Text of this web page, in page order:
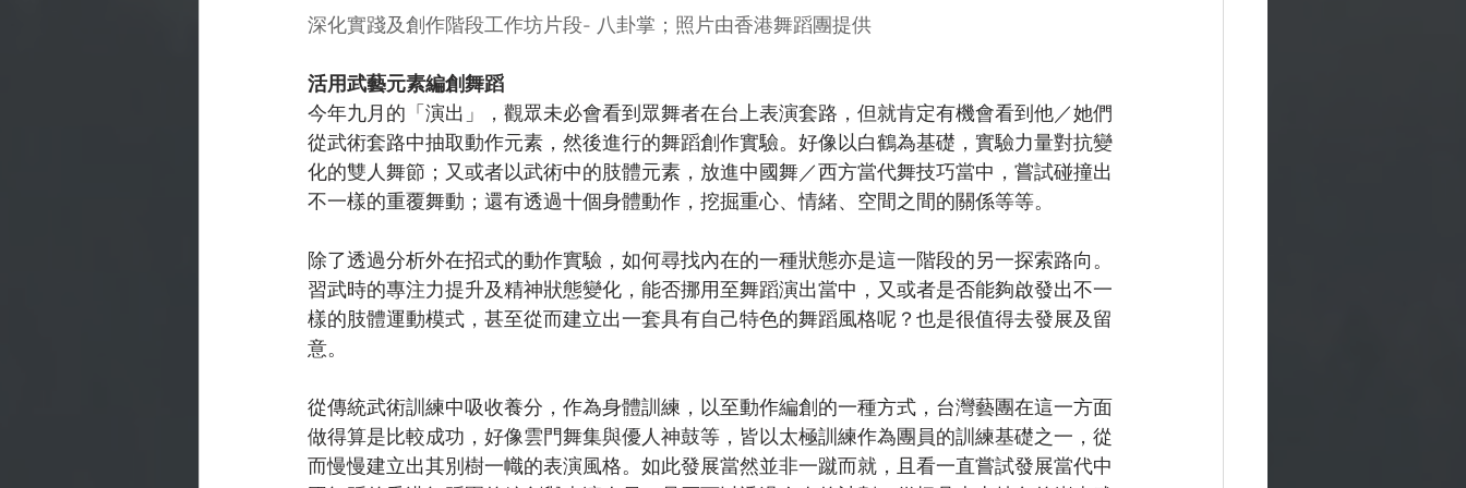
深化實踐及創作階段工作坊片段- 八卦掌；照片由香港舞蹈團提供
活用武藝元素編創舞蹈
今年九月的「演出」，觀眾未必會看到眾舞者在台上表演套路，但就肯定有機會看到他／她們
從武術套路中抽取動作元素，然後進行的舞蹈創作實驗。好像以白鶴為基礎，實驗力量對抗變
化的雙人舞節；又或者以武術中的肢體元素，放進中國舞／西方當代舞技巧當中，嘗試碰撞出
不一樣的重覆舞動；還有透過十個身體動作，挖掘重心、情緒、空間之間的關係等等。
除了透過分析外在招式的動作實驗，如何尋找內在的一種狀態亦是這一階段的另一探索路向。
習武時的專注力提升及精神狀態變化，能否挪用至舞蹈演出當中，又或者是否能夠啟發出不一
樣的肢體運動模式，甚至從而建立出一套具有自己特色的舞蹈風格呢？也是很值得去發展及留
意。
從傳統武術訓練中吸收養分，作為身體訓練，以至動作編創的一種方式，台灣藝團在這一方面
做得算是比較成功，好像雲門舞集與優人神鼓等，皆以太極訓練作為團員的訓練基礎之一，從
而慢慢建立出其別樹一幟的表演風格。如此發展當然並非一蹴而就，且看一直嘗試發展當代中